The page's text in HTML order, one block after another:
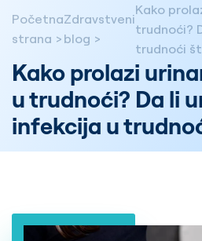
Početna
strana
Zdravstveni
blog
Kako
trudnoći?
trudnoći
Kako prolazi
u trudnoći? Da li
infekcija u